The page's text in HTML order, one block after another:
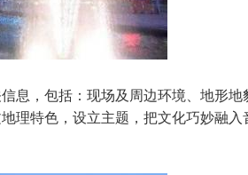
，包括：现场及周边环境、地形地
特色，设立主题，把文化巧妙融入